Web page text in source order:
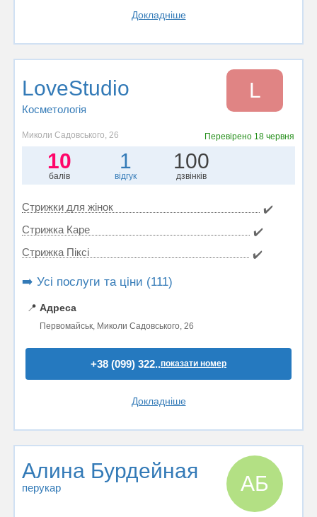
Докладніше
LoveStudio
Косметологія
L
Миколи Садовського, 26 Перевірено 18 червня
10
балів
1
відгук
100
дзвінків
Стрижки для жінок
✔️
Стрижка Каре
✔️
Стрижка Пiксi
✔️
➡️ Усі послуги та ціни (111)
📍 Адреса
Первомайськ, Миколи Садовського, 26
+38 (099) 322..показати номер
Докладніше
Алина Бурдейная
перукар АБ